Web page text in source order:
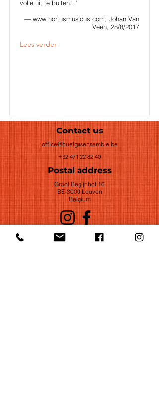
volle uit te buiten..."
— www.hortusmusicus.com, Johan Van
Veen, 28/8/2017
Lees verder
Contact us
office@huelgasensemble.be
+32 471 22 82 40
Postal address
Groot Begijnhof 16
BE-3000 Leuven
Belgium
©2022 by Huelgas Ensemble